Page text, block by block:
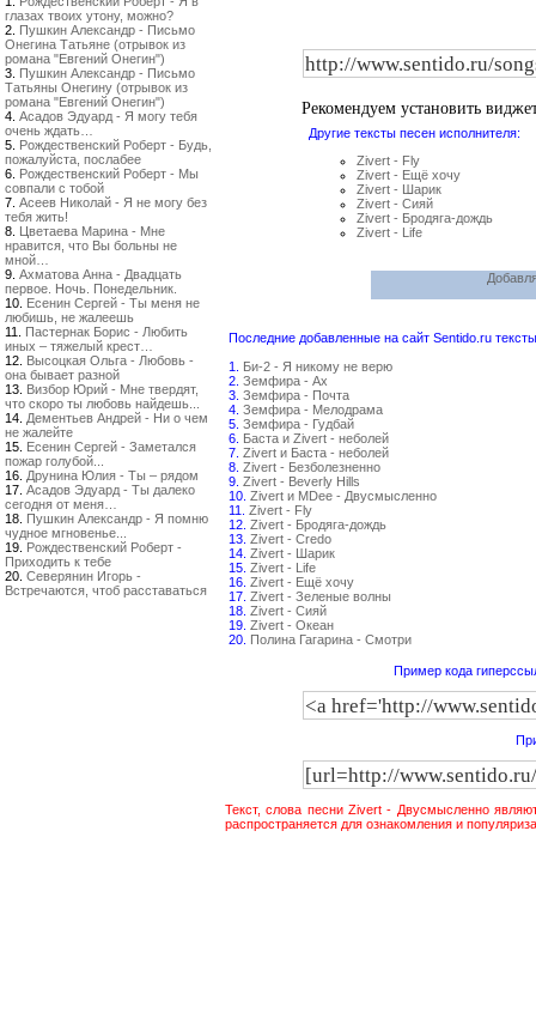
глазах твоих утону, можно?
2. Пушкин Александр - Письмо
Онегина Татьяне (отрывок из
романа "Евгений Онегин")
3. Пушкин Александр - Письмо
Татьяны Онегину (отрывок из
романа "Евгений Онегин")
4. Асадов Эдуард - Я могу тебя
очень ждать…
5. Рождественский Роберт - Будь,
пожалуйста, послабее
6. Рождественский Роберт - Мы
совпали с тобой
7. Асеев Николай - Я не могу без
тебя жить!
8. Цветаева Марина - Мне
нравится, что Вы больны не
мной…
9. Ахматова Анна - Двадцать
первое. Ночь. Понедельник.
10. Есенин Сергей - Ты меня не
любишь, не жалеешь
11. Пастернак Борис - Любить
иных – тяжелый крест…
12. Высоцкая Ольга - Любовь -
она бывает разной
13. Визбор Юрий - Мне твердят,
что скоро ты любовь найдешь...
14. Дементьев Андрей - Ни о чем
не жалейте
15. Есенин Сергей - Заметался
пожар голубой...
16. Друнина Юлия - Ты – рядом
17. Асадов Эдуард - Ты далеко
сегодня от меня…
18. Пушкин Александр - Я помню
чудное мгновенье...
19. Рождественский Роберт -
Приходить к тебе
20. Северянин Игорь -
Встречаются, чтоб расставаться
Рекомендуем установить
Другие тексты песен исполнителя:
Zivert - Fly
Zivert - Ещё хочу
Zivert - Шарик
Zivert - Сияй
Zivert - Бродяга-дождь
Zivert - Life
Последние добавленные на сайт Sentido.ru
1. Би-2 - Я никому не верю
2. Земфира - Ах
3. Земфира - Почта
4. Земфира - Мелодрама
5. Земфира - Гудбай
6. Баста и Zivert - неболей
7. Zivert и Баста - неболей
8. Zivert - Безболезненно
9. Zivert - Beverly Hills
10. Zivert и MDee - Двусмысленно
11. Zivert - Fly
12. Zivert - Бродяга-дождь
13. Zivert - Credo
14. Zivert - Шарик
15. Zivert - Life
16. Zivert - Ещё хочу
17. Zivert - Зеленые волны
18. Zivert - Сияй
19. Zivert - Океан
20. Полина Гагарина - Смотри
Пример кода
Текст, слова песни Zivert - Двусмысленно
распространяется для ознакомления и